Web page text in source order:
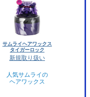
サムライヘアワックス
タイガーロック
新規取り扱い
人気サムライの
ヘアワックス